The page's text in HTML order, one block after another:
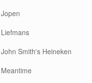
Jopen
Liefmans
John Smith's Heineken
Meantime